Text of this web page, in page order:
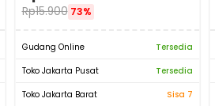
Rp15.900 73%
Gudang Online
Tersedia
Toko Jakarta Pusat
Tersedia
Toko Jakarta Barat
Sisa 7